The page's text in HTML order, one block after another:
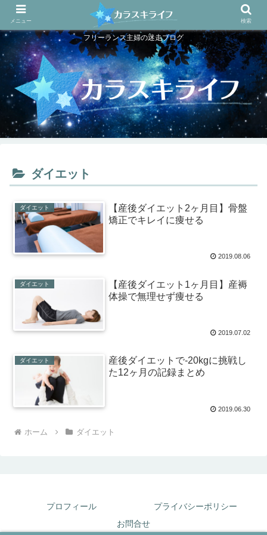
フリーランス主婦の迷走ブログ
ダイエット
ダイエット
【産後ダイエット2ヶ月目】骨盤
矯正でキレイに痩せる
2019.08.06
ダイエット
【産後ダイエット1ヶ月目】産褥
体操で無理せず痩せる
2019.07.02
ダイエット
産後ダイエットで-20kgに挑戦し
た12ヶ月の記録まとめ
2019.06.30
ホーム ダイエット
プロフィール
プライバシーポリシー
お問合せ
メニュー 検索